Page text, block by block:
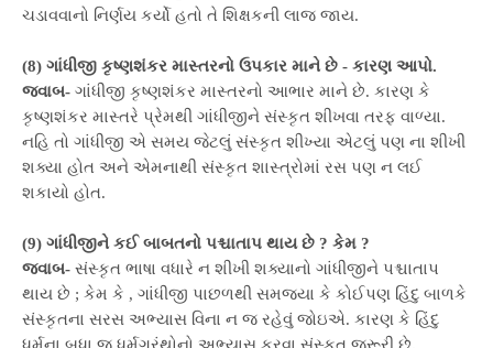
ચડાવવાનો નિર્ણય કર્યો હતો તે શિક્ષકની લાજ જાય.
(8) ગાંધીજી કૃષ્ણશંકર માસ્તરનો ઉપકાર માને છે - કારણ આપો.
જવાબ- ગાંધીજી કૃષ્ણશંકર માસ્તરનો આભાર માને છે. કારણ કે
કૃષ્ણશંકર માસ્તરે પ્રેમથી ગાંધીજીને સંસ્કૃત શીખવા તરફ વાળ્યા.
નહિ તો ગાંધીજી એ સમય જેટલું સંસ્કૃત શીખ્યા એટલું પણ ના શીખી
શક્યા હોત અને એમનાથી સંસ્કૃત શાસ્ત્રોમાં રસ પણ ન લઈ
શકાયો હોત.
(9) ગાંધીજીને કઈ બાબતનો પશ્ચાતાપ થાય છે ? કેમ ?
જવાબ- સંસ્કૃત ભાષા વધારે ન શીખી શક્યાનો ગાંધીજીને પશ્ચાતાપ
થાય છે ; કેમ કે , ગાંધીજી પાછળથી સમજ્યા કે કોઈપણ હિંદુ બાળકે
સંસ્કૃતના સરસ અભ્યાસ વિના ન જ રહેવું જોઇએ. કારણ કે હિંદુ